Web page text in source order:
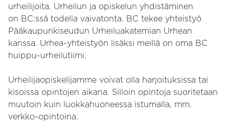
urheilijoita. Urheilun ja opiskelun yhdistäminen
on BC:ssä todella vaivatonta. BC tekee yhteistyö
Pääkaupunkiseudun Urheiluakatemian Urhean
kanssa. Urhea-yhteistyön lisäksi meillä on oma BC
huippu-urheilutiimi.
Urheilijaopiskelijamme voivat olla harjoituksissa tai
kisoissa opintojen aikana. Silloin opintoja suoritetaan
muutoin kuin luokkahuoneessa istumalla, mm.
verkko-opintoina.